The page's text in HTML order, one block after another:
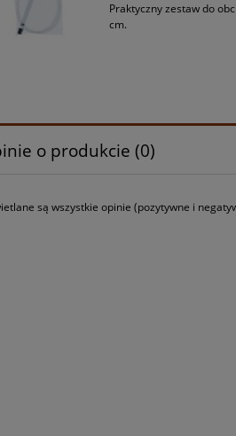
Praktyczny zestaw do
cm.
o produkcie (0)
są wszystkie opinie (pozytywne i